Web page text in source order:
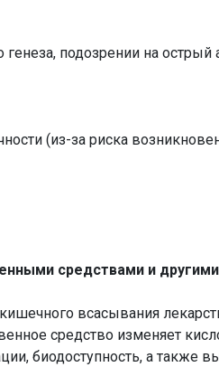
подозрении на острый
(из-за риска
средствами и
всасывания
средство изменяет
биодоступность, а также